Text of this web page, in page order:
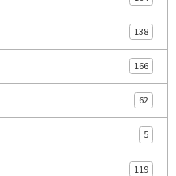
138
166
62
5
119